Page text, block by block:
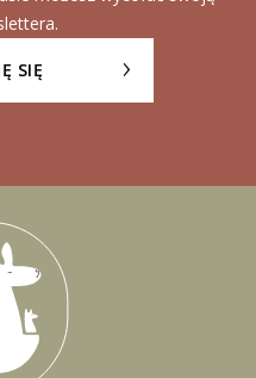
SIĘ